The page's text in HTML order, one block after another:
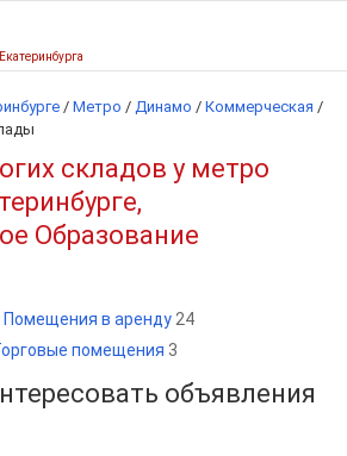
/ Метро / Динамо / Коммерческая /
складов у метро
Образование
Помещения в аренду 24
помещения 3
объявления